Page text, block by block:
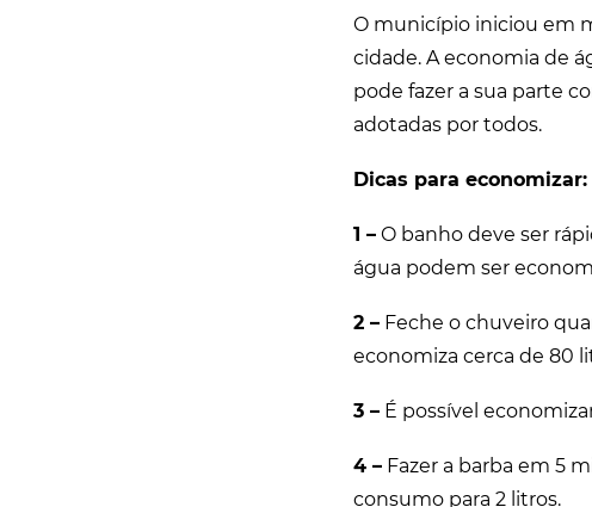
O município iniciou em
cidade. A economia de
pode fazer a sua parte
adotadas por todos.
Dicas para economizar:
1 – O banho deve ser
água podem ser
2 – Feche o chuveiro
economiza cerca de 80
3 – É possível
4 – Fazer a barba em 5
consumo para 2 litros.